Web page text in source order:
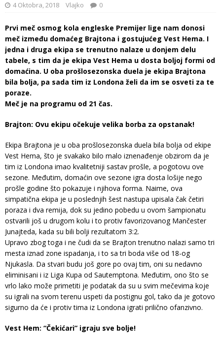
4 Oktobra, 2018 Vlajko 0
Prvi meč osmog kola engleske Premijer lige nam donosi
meč između domaćeg Brajtona i gostujućeg Vest Hema. I
jedna i druga ekipa se trenutno nalaze u donjem delu
tabele, s tim da je ekipa Vest Hema u dosta boljoj formi od
domaćina. U oba prošlosezonska duela je ekipa Brajtona
bila bolja, pa sada tim iz Londona želi da im se osveti za te
poraze.
Meč je na programu od 21 čas.
Brajton: Ovu ekipu očekuje velika borba za opstanak!
Ekipa Brajtona je u oba prošlosezonska duela bila bolja od ekipe
Vest Hema, što je svakako bilo malo iznenađenje obzirom da je
tim iz Londona imao kvalitetniji sastav prošle, a pogotovu ove
sezone. Međutim, domaćin ove sezone igra dosta lošije nego
prošle godine što pokazuje i njihova forma. Naime, ova
simpatična ekipa je u poslednjih šest nastupa upisala čak četiri
poraza i dva remija, dok su jedino pobedu u ovom šampionatu
ostvarili još u drugom kolu i to protiv favorizovanog Mančester
Junajteda, kada su bili bolji rezultatom 3:2.
Upravo zbog toga i ne čudi da se Brajton trenutno nalazi samo tri
mesta iznad zone ispadanja, i to sa tri boda više od 18-og
Njukasla. Da stvari budu još gore po ovaj tim, oni su nedavno
eliminisani i iz Liga Kupa od Sautemptona. Međutim, ono što se
vrlo lako može primetiti je podatak da su u svim mečevima koje
su igrali na svom terenu uspeti da postignu gol, tako da je gotovo
sigurno da će i protiv tima iz Londona igrati prilično ofanzivno.
Vest Hem: “Čekićari” igraju sve bolje!